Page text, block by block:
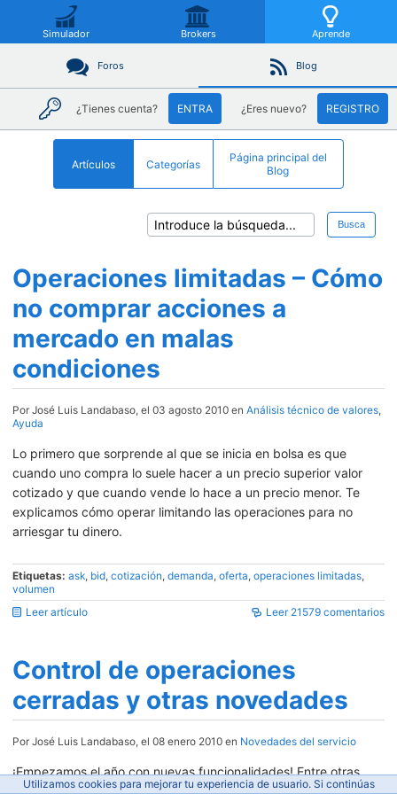
Simulador Brokers Aprende
Foros Blog
¿Tienes cuenta? ENTRA ¿Eres nuevo? REGISTRO
Artículos Categorías
Página principal del
Blog
Busca
Operaciones limitadas – Cómo
no comprar acciones a
mercado en malas
condiciones
Por José Luis Landabaso, el 03 agosto 2010 en Análisis técnico de valores,
Ayuda
Lo primero que sorprende al que se inicia en bolsa es que
cuando uno compra lo suele hacer a un precio superior valor
cotizado y que cuando vende lo hace a un precio menor. Te
explicamos cómo operar limitando las operaciones para no
arriesgar tu dinero.
Etiquetas: ask, bid, cotización, demanda, oferta, operaciones limitadas,
volumen
Leer artículo
Leer 21579 comentarios
Control de operaciones
cerradas y otras novedades
Por José Luis Landabaso, el 08 enero 2010 en Novedades del servicio
¡Empezamos el año con nuevas funcionalidades! Entre otras
novedades, el simulador ahora muestra un pequeño resumen de
Utilizamos cookies para mejorar tu experiencia de usuario. Si continúas